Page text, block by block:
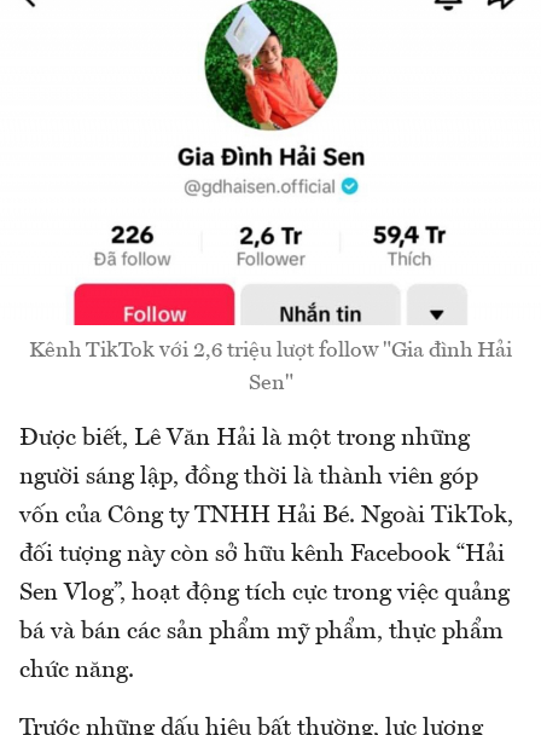
Kênh TikTok với 2,6 triệu lượt follow "Gia đình Hải
Sen"
Được biết, Lê Văn Hải là một trong những
người sáng lập, đồng thời là thành viên góp
vốn của Công ty TNHH Hải Bé. Ngoài TikTok,
đối tượng này còn sở hữu kênh Facebook “Hải
Sen Vlog”, hoạt động tích cực trong việc quảng
bá và bán các sản phẩm mỹ phẩm, thực phẩm
chức năng.
Trước những dấu hiệu bất thường, lực lượng